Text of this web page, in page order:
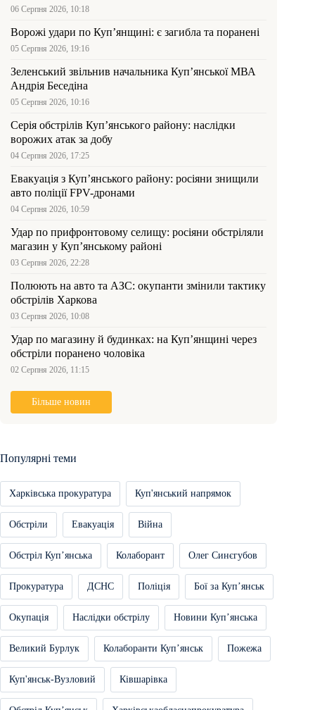
06 Серпня 2026, 10:18
Ворожі удари по Куп’янщині: є загибла та поранені
05 Серпня 2026, 19:16
Зеленський звільнив начальника Купʼянської МВА
Андрія Беседіна
05 Серпня 2026, 10:16
Серія обстрілів Куп’янського району: наслідки
ворожих атак за добу
04 Серпня 2026, 17:25
Евакуація з Куп’янського району: росіяни знищили
авто поліції FPV-дронами
04 Серпня 2026, 10:59
Удар по прифронтовому селищу: росіяни обстріляли
магазин у Куп’янському районі
03 Серпня 2026, 22:28
Полюють на авто та АЗС: окупанти змінили тактику
обстрілів Харкова
03 Серпня 2026, 10:08
Удар по магазину й будинках: на Куп’янщині через
обстріли поранено чоловіка
02 Серпня 2026, 11:15
Більше новин
Популярні теми
Харківська прокуратура Куп'янський напрямок
Обстріли Евакуація Війна
Обстріл Купʼянська Колаборант Олег Синєгубов
Прокуратура ДСНС Поліція Бої за Купʼянськ
Окупація Наслідки обстрілу Новини Купʼянська
Великий Бурлук Колаборанти Купʼянськ Пожежа
Куп'янськ-Вузловий Ківшарівка